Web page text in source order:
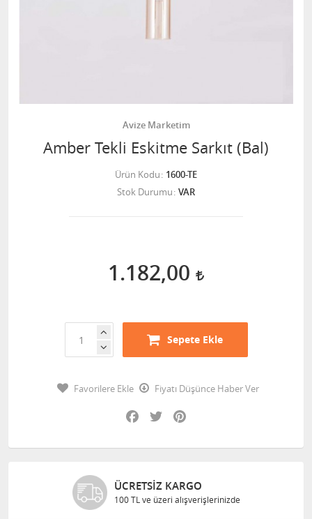
Avize Marketim
Amber Tekli Eskitme Sarkıt (Bal)
Ürün Kodu 1600-TE
Stok Durumu VAR
1.182,00
Sepete Ekle
Favorilere Ekle
Fiyatı Düşünce Haber Ver
Facebook
Twitter
ÜCRETSIZ KARGO
100 TL ve üzeri alışverişlerinizde